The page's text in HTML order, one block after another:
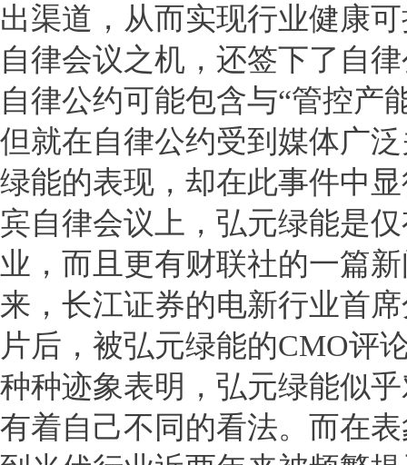
出渠道，从而实现行业健康
自律会议之机，还签下了自
自律公约可能包含与“管控产
但就在自律公约受到媒体广
绿能的表现，却在此事件中
宾自律会议上，弘元绿能是
业，而且更有财联社的一篇
来，长江证券的电新行业首
片后，被弘元绿能的CMO评
种种迹象表明，弘元绿能似
有着自己不同的看法。而在